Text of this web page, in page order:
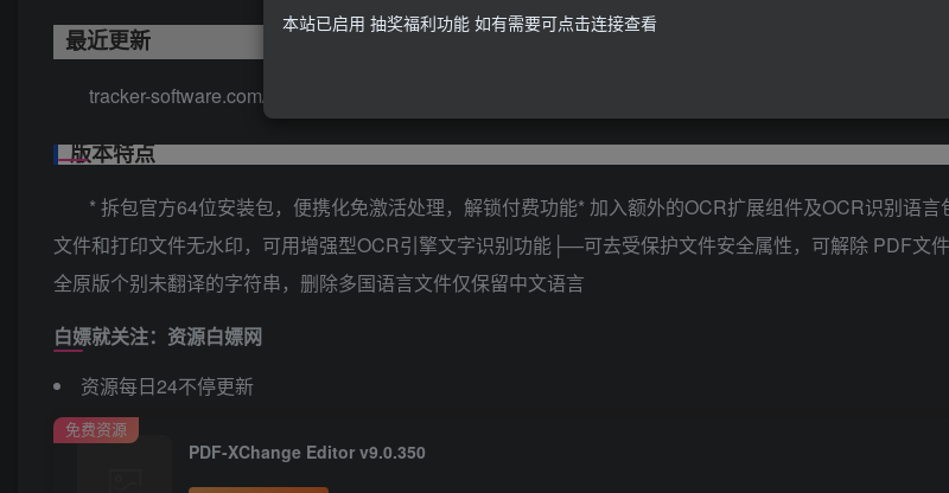
最近更新
tracker-software.com/product/pdf-xchange-editor/history
版本特点
* 拆包官方64位安装包，便携化免激活处理，解锁付费功能* 加入额外的OCR扩展组件及OCR识别语
文件和打印文件无水印，可用增强型OCR引擎文字识别功能├—可去受保护文件安全属性，可解除 PDF文
全原版个别未翻译的字符串，删除多国语言文件仅保留中文语言
白嫖就关注：资源白嫖网
资源每日24不停更新
免费资源
PDF-XChange Editor v9.0.350
本站已启用 抽奖福利功能 如有需要可点击连接查看